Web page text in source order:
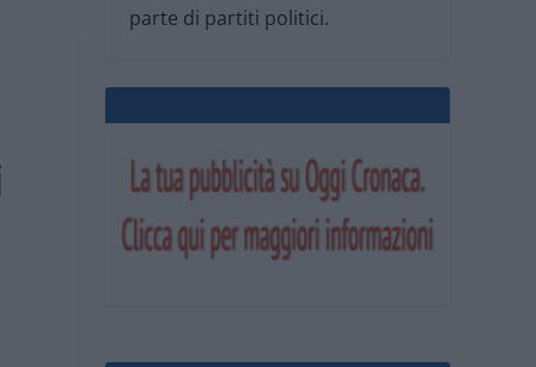
parte di partiti politici.